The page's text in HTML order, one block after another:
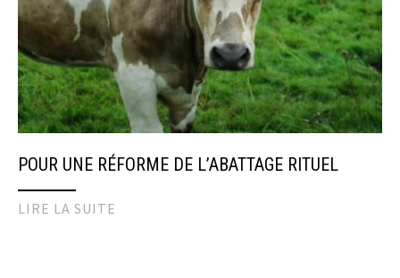
POUR UNE RÉFORME DE L’ABATTAGE RITUEL
LIRE LA SUITE